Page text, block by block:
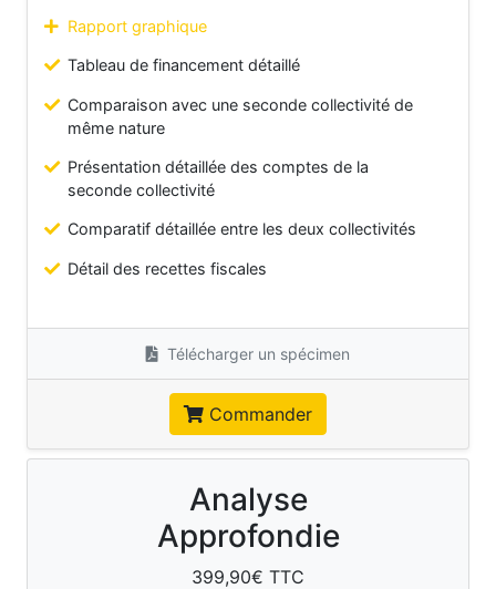
Rapport graphique
Tableau de financement détaillé
Comparaison avec une seconde collectivité de
même nature
Présentation détaillée des comptes de la
seconde collectivité
Comparatif détaillée entre les deux collectivités
Détail des recettes fiscales
Télécharger un spécimen
Commander
Analyse
Approfondie
399,90€ TTC